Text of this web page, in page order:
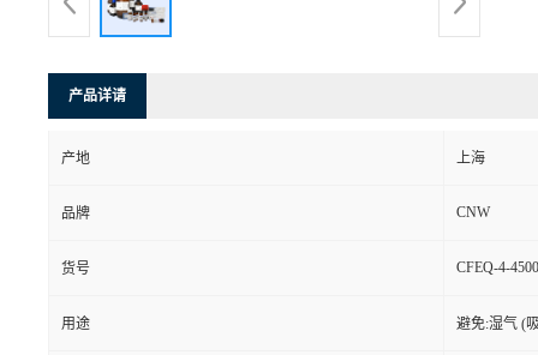
产品详请
产地 上海
品牌 CNW
货号 CFEQ-4-
用途 避免:湿气 (